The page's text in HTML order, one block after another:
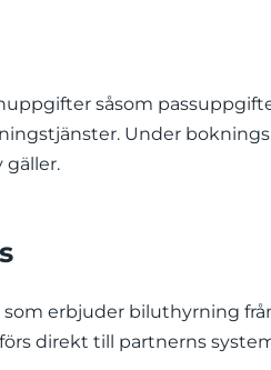
såsom
Under
gäller.
erbjuder biluthyrning
direkt till partnerns